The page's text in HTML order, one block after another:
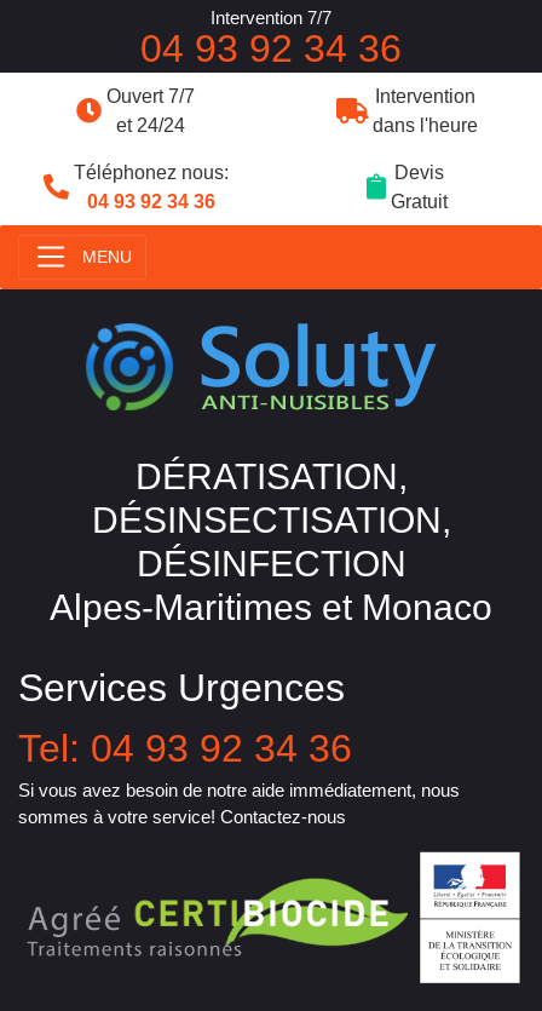
Ouvert 7/7
et 24/24
Intervention
dans l'heure
Téléphonez nous:
04 93 92 34 36
Devis
Gratuit
MENU
DÉRATISATION,
DÉSINSECTISATION,
DÉSINFECTION
Alpes-Maritimes et Monaco
Services Urgences
Tel: 04 93 92 34 36
Si vous avez besoin de notre aide immédiatement, nous
sommes à votre service! Contactez-nous
Intervention 7/7
04 93 92 34 36